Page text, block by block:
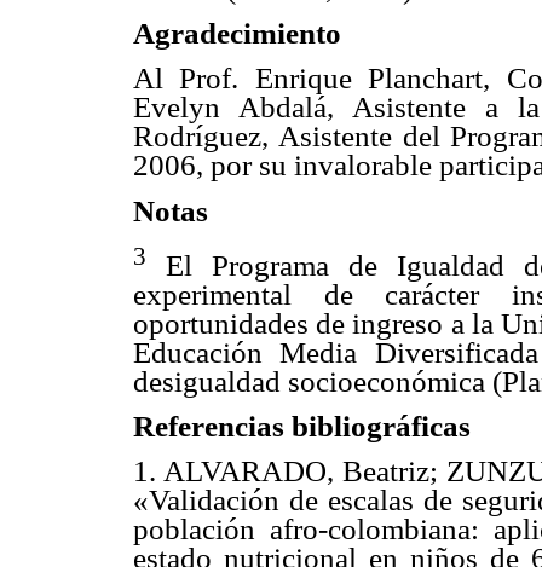
Agradecimiento
Al Prof. Enrique Planchart,
Evelyn Abdalá, Asistente a
Rodríguez, Asistente del
2006, por su invalorable
Notas
3
El Programa de Igualdad
experimental de carácter
oportunidades de ingreso a la
Educación Media
desigualdad socioeconómica
Referencias bibliográficas
1. ALVARADO, Beatriz;
«Validación de escalas de
población afro-colombiana:
estado nutricional en niños de